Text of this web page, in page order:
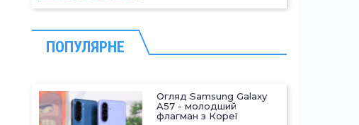
ПОПУЛЯРНЕ
Огляд Samsung Galaxy
A57 - молодший
флагман з Кореї